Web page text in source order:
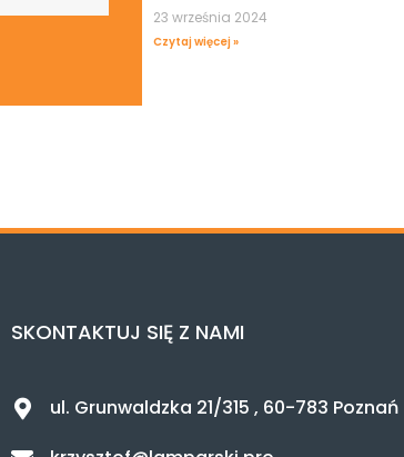
23 września 2024
Czytaj więcej »
SKONTAKTUJ SIĘ Z NAMI
ul. Grunwaldzka 21/315 , 60-783 Poznań